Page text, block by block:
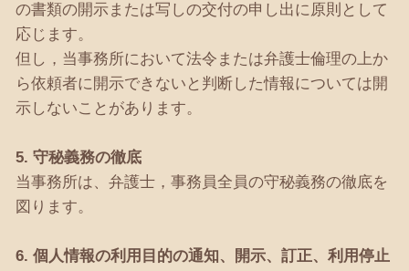
の書類の開示または写しの交付の申し出に原則として
応じます。
但し，当事務所において法令または弁護士倫理の上か
ら依頼者に開示できないと判断した情報については開
示しないことがあります。
5. 守秘義務の徹底
当事務所は、弁護士，事務員全員の守秘義務の徹底を
図ります。
6. 個人情報の利用目的の通知、開示、訂正、利用停止